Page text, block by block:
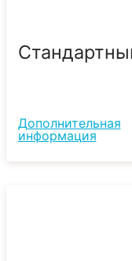
Дополнительная
информация